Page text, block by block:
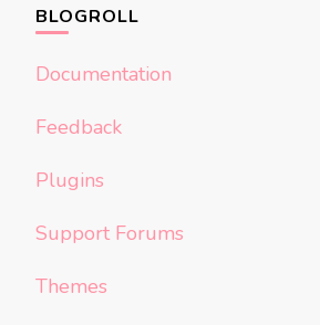
BLOGROLL
Documentation
Feedback
Plugins
Support Forums
Themes